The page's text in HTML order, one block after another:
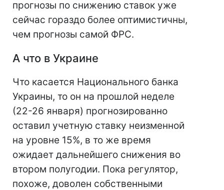
прогнозы по снижению ставок уже
сейчас гораздо более оптимистичны,
чем прогнозы самой ФРС.
А что в Украине
Что касается Национального банка
Украины, то он на прошлой неделе
(22-26 января) прогнозированно
оставил учетную ставку неизменной
на уровне 15%, в то же время
ожидает дальнейшего снижения во
втором полугодии. Пока регулятор,
похоже, доволен собственными